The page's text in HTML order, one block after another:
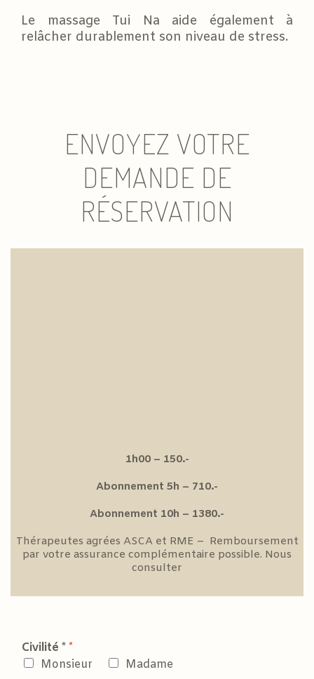
Le massage Tui Na aide également à
relâcher durablement son niveau de stress.
ENVOYEZ VOTRE
DEMANDE DE
RÉSERVATION
1h00 – 150.-
Abonnement 5h – 710.-
Abonnement 10h – 1380.-
Thérapeutes agrées ASCA et RME – Remboursement
par votre assurance complémentaire possible. Nous
consulter
Civilité * *
Monsieur
Madame